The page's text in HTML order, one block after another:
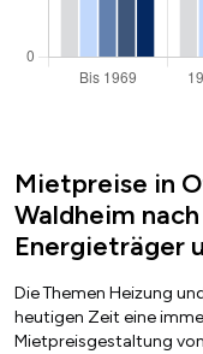
Mietpreise in
Waldheim
Energieträger
Die Themen Heizung
heutigen Zeit eine
Mietpreisgestaltung